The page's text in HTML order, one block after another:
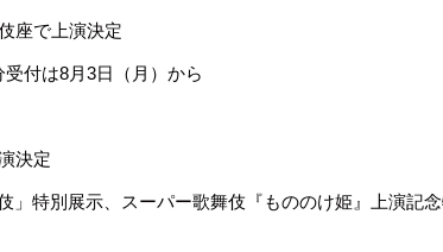
座で上演決定
付は8月3日（月）から
決定
」特別展示、スーパー歌舞伎『もののけ姫』上演記